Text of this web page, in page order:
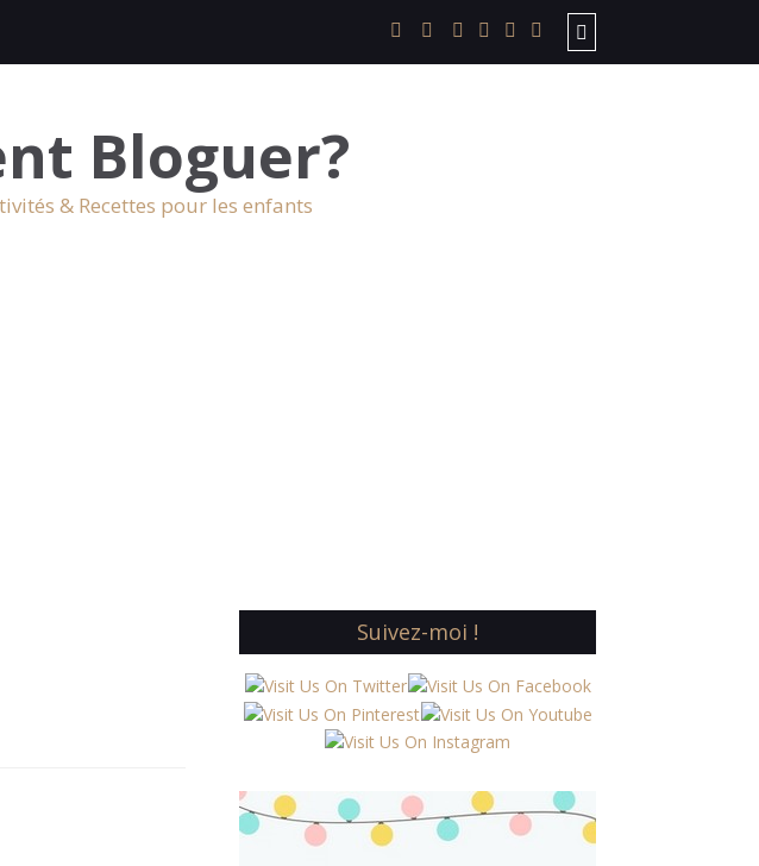
Bloguer?
& Recettes pour les enfants
Suivez-moi !